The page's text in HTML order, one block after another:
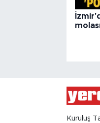
Kuruluş